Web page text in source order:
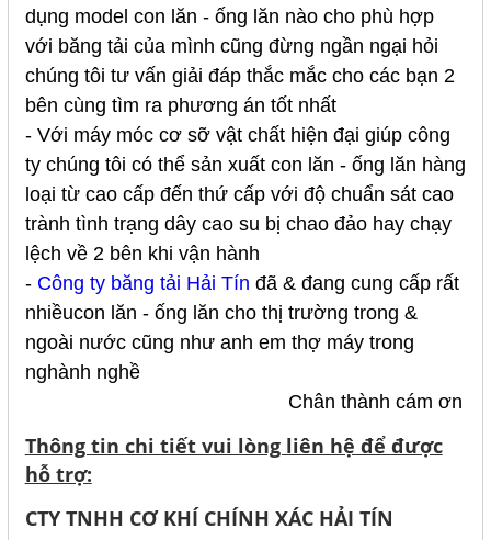
dụng model con lăn - ống lăn nào cho phù hợp
với băng tải của mình cũng đừng ngần ngại hỏi
chúng tôi tư vấn giải đáp thắc mắc cho các bạn 2
bên cùng tìm ra phương án tốt nhất
- Với máy móc cơ sỡ vật chất hiện đại giúp công
ty chúng tôi có thể sản xuất con lăn - ống lăn hàng
loại từ cao cấp đến thứ cấp với độ chuẩn sát cao
trành tình trạng dây cao su bị chao đảo hay chạy
lệch về 2 bên khi vận hành
- Công ty băng tải Hải Tín đã & đang cung cấp rất
nhiềucon lăn - ống lăn cho thị trường trong &
ngoài nước cũng như anh em thợ máy trong
nghành nghề
Chân thành cám ơn
Thông tin chi tiết vui lòng liên hệ để được
hỗ trợ:
CTY TNHH CƠ KHÍ CHÍNH XÁC HẢI TÍN